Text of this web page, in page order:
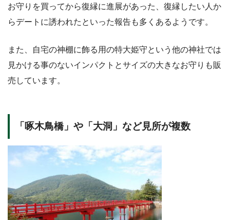
お守りを買ってから復縁に進展があった、復縁したい人か
らデートに誘われたといった報告も多くあるようです。
また、自宅の神棚に飾る用の特大姫守という他の神社では
見かける事のないインパクトとサイズの大きなお守りも販
売しています。
「啄木鳥橋」や「大洞」など見所が複数